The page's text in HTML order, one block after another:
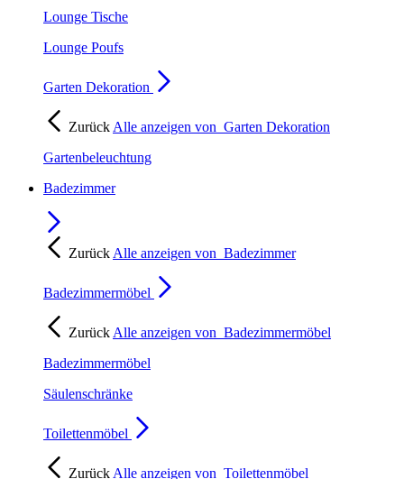
Lounge Tische
Lounge Poufs
Garten Dekoration
Zurück Alle anzeigen von Garten Dekoration
Gartenbeleuchtung
Badezimmer
Zurück Alle anzeigen von Badezimmer
Badezimmermöbel
Zurück Alle anzeigen von Badezimmermöbel
Badezimmermöbel
Säulenschränke
Toilettenmöbel
Zurück Alle anzeigen von Toilettenmöbel